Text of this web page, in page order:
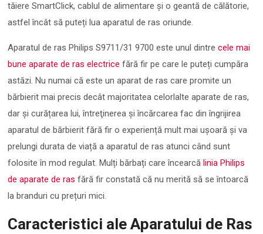
tăiere SmartClick, cablul de alimentare și o geantă de călătorie,
astfel încât să puteți lua aparatul de ras oriunde.
Aparatul de ras Philips S9711/31 9700 este unul dintrecele mai
bune aparate de ras electrice fără fir pe care le puteți cumpăra
astăzi. Nu numai că este un aparat de ras care promite un
bărbierit mai precis decât majoritatea celorlalte aparate de ras,
dar şi curățarea lui, întreţinerea și încărcarea fac din îngrijirea
aparatul de bărbierit fără fir o experiență mult mai ușoară și va
prelungi durata de viață a aparatul de ras atunci când sunt
folosite în mod regulat. Mulți bărbați care încearcălinia Philips
de aparate de ras fără fir constată că nu merită să se întoarcă
la branduri cu prețuri mici.
Caracteristici ale Aparatului de Ras